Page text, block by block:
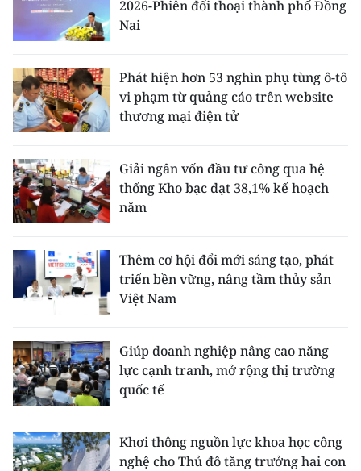
2026-Phiên đối thoại thành phố Đồng
Nai
Phát hiện hơn 53 nghìn phụ tùng ô-tô
vi phạm từ quảng cáo trên website
thương mại điện tử
Giải ngân vốn đầu tư công qua hệ
thống Kho bạc đạt 38,1% kế hoạch
năm
Thêm cơ hội đổi mới sáng tạo, phát
triển bền vững, nâng tầm thủy sản
Việt Nam
Giúp doanh nghiệp nâng cao năng
lực cạnh tranh, mở rộng thị trường
quốc tế
Khơi thông nguồn lực khoa học công
nghệ cho Thủ đô tăng trưởng hai con